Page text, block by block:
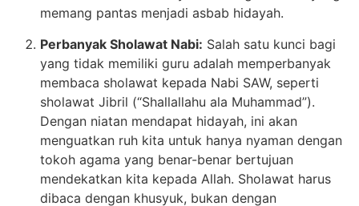
memang pantas menjadi asbab hidayah.
Perbanyak Sholawat Nabi: Salah satu kunci bagi
yang tidak memiliki guru adalah memperbanyak
membaca sholawat kepada Nabi SAW, seperti
sholawat Jibril (“Shallallahu ala Muhammad”).
Dengan niatan mendapat hidayah, ini akan
menguatkan ruh kita untuk hanya nyaman dengan
tokoh agama yang benar-benar bertujuan
mendekatkan kita kepada Allah. Sholawat harus
dibaca dengan khusyuk, bukan dengan